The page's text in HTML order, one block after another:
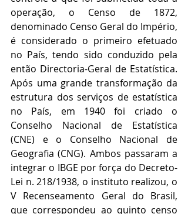
operação, o Censo de 1872,
denominado Censo Geral do Império,
é considerado o primeiro efetuado
no País, tendo sido conduzido pela
então Directoria-Geral de Estatística.
Após uma grande transformação da
estrutura dos serviços de estatística
no País, em 1940 foi criado o
Conselho Nacional de Estatística
(CNE) e o Conselho Nacional de
Geografia (CNG). Ambos passaram a
integrar o IBGE por força do Decreto-
Lei n. 218/1938, o instituto realizou, o
V Recenseamento Geral do Brasil,
que correspondeu ao quinto censo